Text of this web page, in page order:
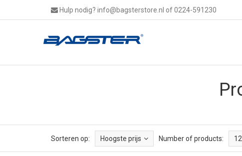
Hulp nodig? info@bagsterstore.nl of 0224-591230
Sorteren op: Hoogste prijs Number of products: 12